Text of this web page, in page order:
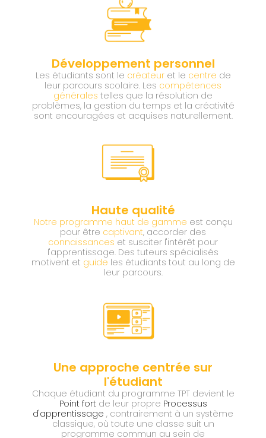
Développement personnel
Les étudiants sont le créateuret le centre de
leur parcours scolaire. Les compétences
générales telles que la résolution de
problèmes, la gestion du temps et la créativité
sont encouragées et acquises naturellement.
Haute qualité
Notre programme haut de gamme est conçu
pour être captivant, accorder des
connaissances et susciter l'intérêt pour
l'apprentissage. Des tuteurs spécialisés
motivent et guide les étudiants tout au long de
leur parcours.
Une approche centrée sur
l'étudiant
Chaque étudiant du programme TPT devient le
Point fort de leur propre Processus
d'apprentissage , contrairement à un système
classique, où toute une classe suit un
programme commun au sein de